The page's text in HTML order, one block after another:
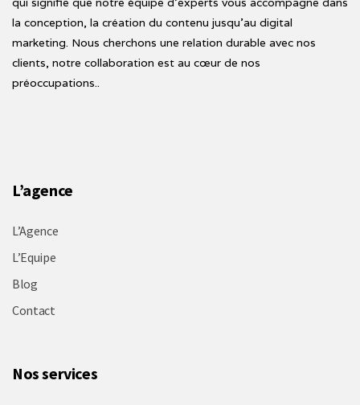
la conception, la création du contenu jusqu'au digital
marketing. Nous cherchons une relation durable avec nos
clients, notre collaboration est au cœur de nos
préoccupations..
L’agence
L’Agence
L’Equipe
Blog
Contact
Nos services